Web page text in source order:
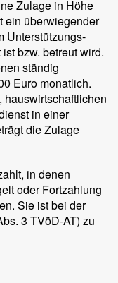
Zulage in Höhe
ein überwiegender
Unterstützungs-
bzw. betreut wird.
ständig
Euro monatlich.
hauswirtschaftlichen
in einer
die Zulage
in denen
oder Fortzahlung
Sie ist bei der
3 TVöD-AT) zu